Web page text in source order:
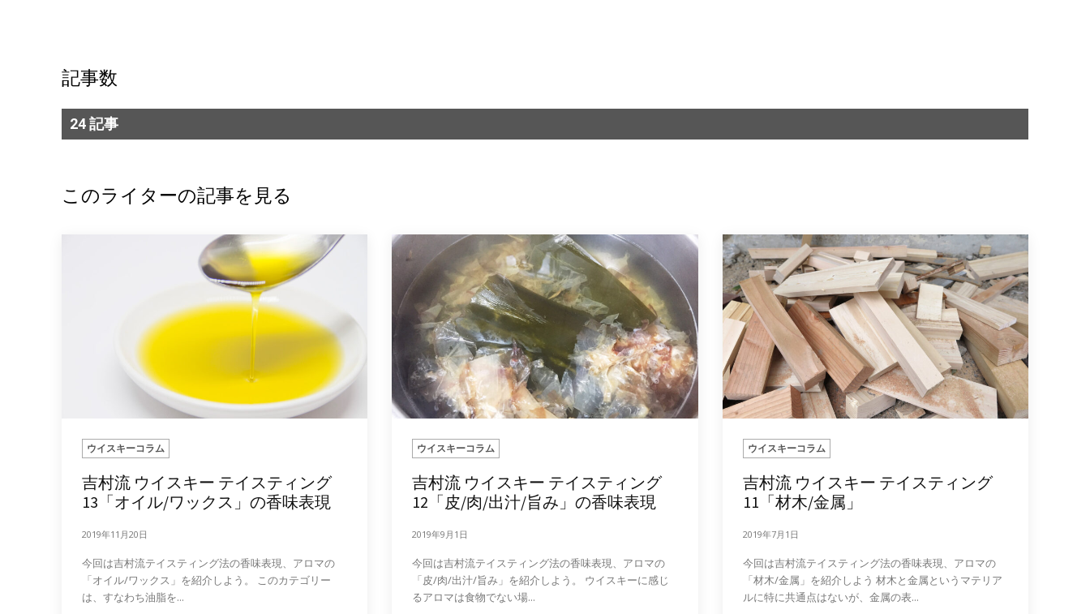
記事数
24 記事
このライターの記事を見る
ウイスキーコラム
吉村流 ウイスキー テイスティング
13「オイル/ワックス」の香味表現
2019年11月20日
今回は吉村流テイスティング法の香味表現、アロマの
「オイル/ワックス」を紹介しよう。 このカテゴリー
は、すなわち油脂を...
ウイスキーコラム
吉村流 ウイスキー テイスティング
12「皮/肉/出汁/旨み」の香味表現
2019年9月1日
今回は吉村流テイスティング法の香味表現、アロマの
「皮/肉/出汁/旨み」を紹介しよう。 ウイスキーに感じ
るアロマは食物でない場...
ウイスキーコラム
吉村流 ウイスキー テイスティング
11「材木/金属」
2019年7月1日
今回は吉村流テイスティング法の香味表現、アロマの
「材木/金属」を紹介しよう 材木と金属というマテリア
ルに特に共通点はないが、金属の表...